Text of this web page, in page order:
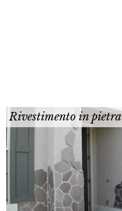
Rivestimento in pietra